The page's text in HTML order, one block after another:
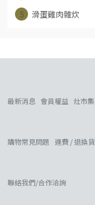
5
滑蛋雞肉雜炊
最新消息 會員權益 灶市
購物常見問題 運費 / 退換貨
聯絡我們/合作洽詢